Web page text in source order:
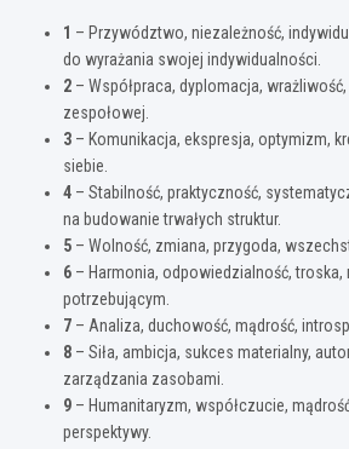
1 – Przywództwo, niezależność,
do wyrażania swojej indywidualności.
2 – Współpraca, dyplomacja,
zespołowej.
3 – Komunikacja, ekspresja, optymizm,
siebie.
4 – Stabilność, praktyczność,
na budowanie trwałych struktur.
5 – Wolność, zmiana, przygoda,
6 – Harmonia, odpowiedzialność,
potrzebującym.
7 – Analiza, duchowość, mądrość,
8 – Siła, ambicja, sukces materialny,
zarządzania zasobami.
9 – Humanitaryzm, współczucie,
perspektywy.